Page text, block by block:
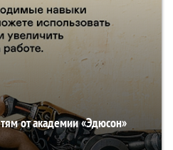
от академии «Эдюсон»